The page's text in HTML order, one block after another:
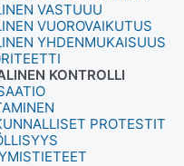
VASTUUU
VUOROVAIKUTUS
YHDENMUKAISUUS
KONTROLLI
PROTESTIT